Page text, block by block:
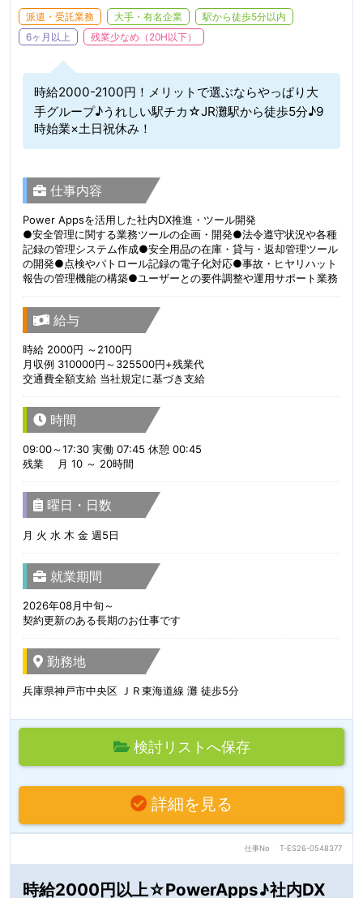
派遣・受託業務 大手・有名企業
駅から徒歩5分以内
6ヶ月以上
残業少なめ（20H以下）
時給2000-2100円！メリットで選ぶならやっぱり大
手グループ♪うれしい駅チカ☆JR灘駅から徒歩5分♪9
時始業×土日祝休み！
仕事内容
Power Appsを活用した社内DX推進・ツール開発
●安全管理に関する業務ツールの企画・開発●法令遵守状況や各種
記録の管理システム作成●安全用品の在庫・貸与・返却管理ツール
の開発●点検やパトロール記録の電子化対応●事故・ヒヤリハット
報告の管理機能の構築●ユーザーとの要件調整や運用サポート業務
給与
時給 2000円 ～2100円
月収例 310000円～325500円+残業代
交通費全額支給 当社規定に基づき支給
時間
09:00～17:30 実働 07:45 休憩 00:45
残業 月 10 ～ 20時間
曜日・日数
月 火 水 木 金 週5日
就業期間
2026年08月中旬～
契約更新のある長期のお仕事です
勤務地
兵庫県神戸市中央区 ＪＲ東海道線 灘 徒歩5分
検討リストへ保存
詳細を見る
仕事No T-ES26-0548377
時給2000円以上☆PowerApps♪社内DX